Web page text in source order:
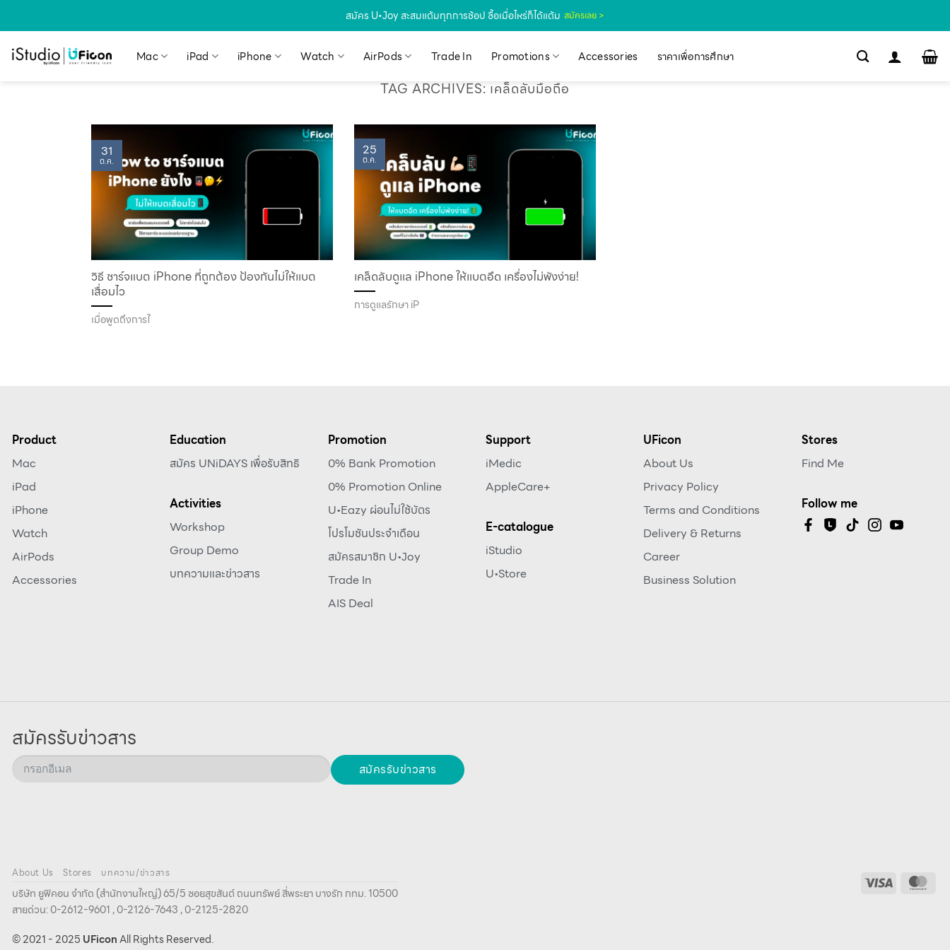
สมัคร U•Joy สะสมแต้มทุกการช้อป ซื้อเมื่อไหร่ก็ได้แต้ม สมัครเลย >
Mac iPad iPhone Watch AirPods Trade In Promotions Accessories ราคาเพื่อการศึกษา
TAG ARCHIVES: เคล็ดลับมือถือ
วิธี ชาร์จแบต iPhone ที่ถูกต้อง ป้องกันไม่ให้แบต
เสื่อมไว
เมื่อพูดถึงการใ
31
ต.ค.
เคล็ดลับดูแล iPhone ให้แบตอึด เครื่องไม่พังง่าย!
การดูแลรักษา iP
25
ต.ค.
Product
Mac
iPad
iPhone
Watch
AirPods
Accessories
Education
สมัคร UNiDAYS เพื่อรับสิทธิ
Activities
Workshop
Group Demo
บทความและข่าวสาร
Promotion
0% Bank Promotion
0% Promotion Online
U•Eazy ผ่อนไม่ใช้บัตร
โปรโมชันประจำเดือน
สมัครสมาชิก U•Joy
Trade In
AIS Deal
Support
iMedic
AppleCare+
E-catalogue
iStudio
U•Store
UFicon
About Us
Privacy Policy
Terms and Conditions
Delivery & Returns
Career
Business Solution
Stores
Find Me
Follow me
สมัครรับข่าวสาร
สมัครรับข่าวสาร
About Us Stores บทความ/ข่าวสาร
บริษัท ยูฟิคอน จํากัด (สํานักงานใหญ่) 65/5 ซอยสุขสันต์ ถนนทรัพย์ สี่พระยา บางรัก กทม. 10500
สายด่วน: 0-2612-9601 , 0-2126-7643 , 0-2125-2820
© 2021 - 2025 UFiconAll Rights Reserved.